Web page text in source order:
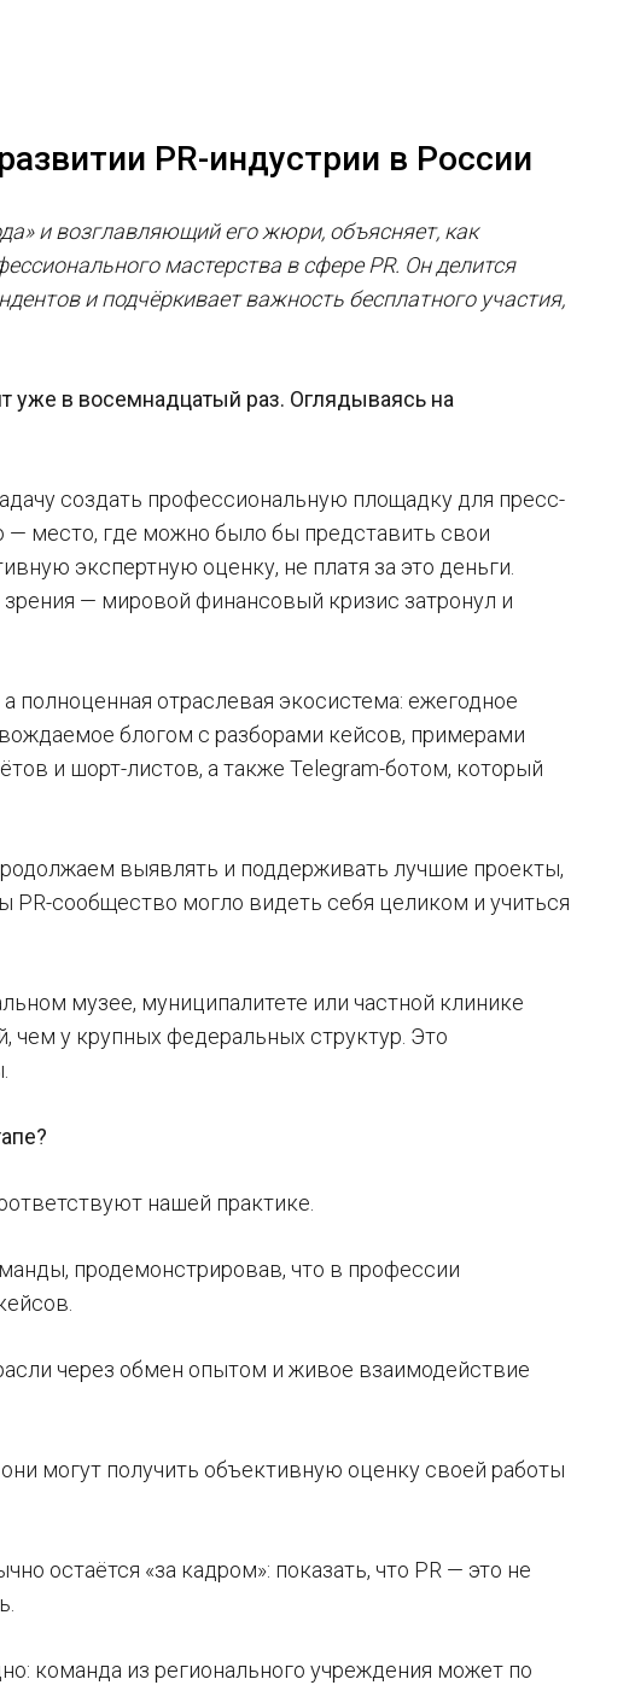
PR-индустрии в России
и возглавляющий его жюри, объясняет, как
мастерства в сфере PR. Он делится
и подчёркивает важность бесплатного участия,
уже в восемнадцатый раз. Оглядываясь на
создать профессиональную площадку для пресс-
место, где можно было бы представить свои
экспертную оценку, не платя за это деньги.
— мировой финансовый кризис затронул и
полноценная отраслевая экосистема: ежегодное
блогом с разборами кейсов, примерами
и шорт-листов, а также Telegram-ботом, который
выявлять и поддерживать лучшие проекты,
сообщество могло видеть себя целиком и учиться
музее, муниципалитете или частной клинике
чем у крупных федеральных структур. Это
нашей практике.
продемонстрировав, что в профессии
через обмен опытом и живое взаимодействие
могут получить объективную оценку своей работы
остаётся «за кадром»: показать, что PR — это не
команда из регионального учреждения может по